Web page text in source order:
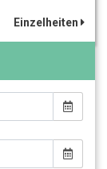
Einzelheiten